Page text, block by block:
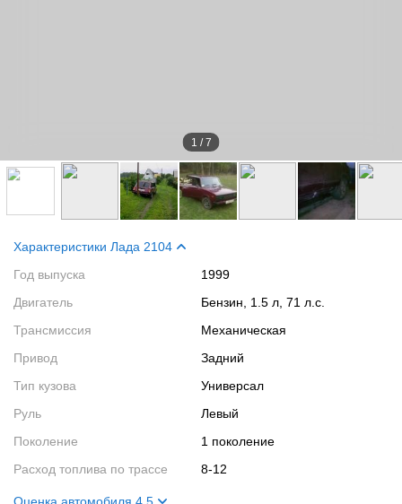
1 /7
Характеристики Лада 2104
Год выпуска
1999
Двигатель
Бензин, 1.5 л, 71 л.с.
Трансмиссия
Механическая
Привод
Задний
Тип кузова
Универсал
Руль
Левый
Поколение
1 поколение
Расход топлива по трассе
8-12